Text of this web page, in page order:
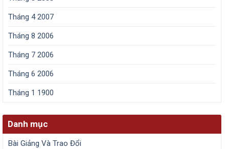
Tháng 4 2007
Tháng 8 2006
Tháng 7 2006
Tháng 6 2006
Tháng 1 1900
Danh mục
Bài Giảng Và Trao Đổi